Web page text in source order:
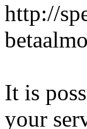
http://
It is
your